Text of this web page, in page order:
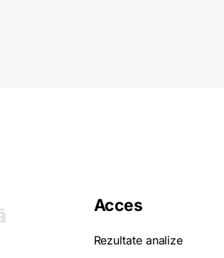
Acces
Rezultate analize